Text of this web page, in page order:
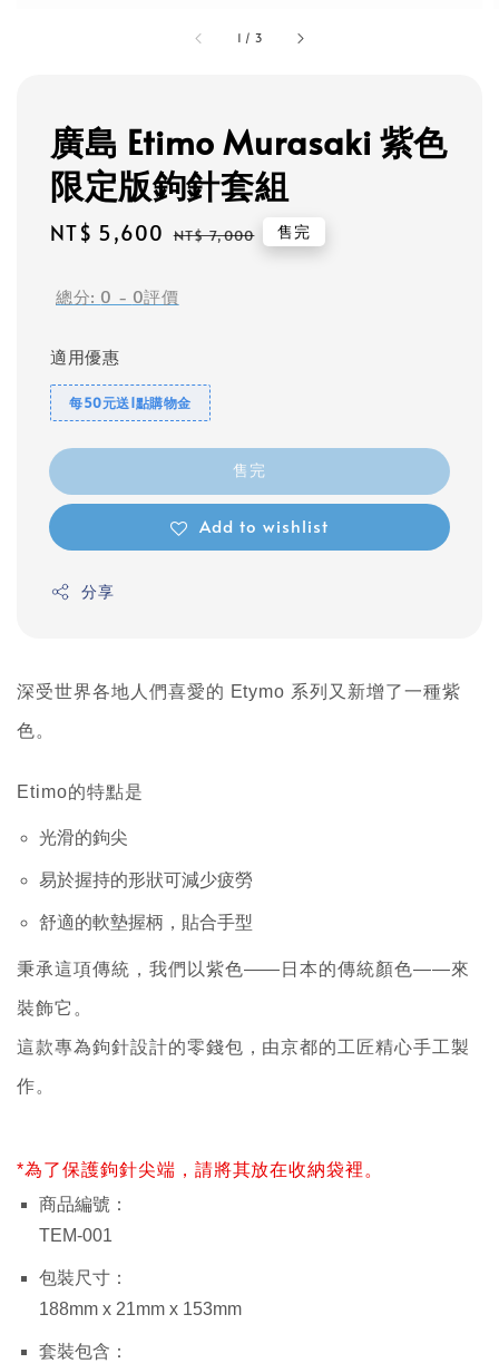
1 / 3
廣島 Etimo Murasaki 紫色
限定版鉤針套組
Sale
NT$ 5,600 Regular
NT$ 7,000 售完
總分: 0 - 0評價
適用優惠
每50元送1點購物金
售完
Add to wishlist
分享
深受世界各地人們喜愛的 Etymo 系列又新增了一種紫
色。
Etimo的特點是
光滑的鉤尖
易於握持的形狀可減少疲勞
舒適的軟墊握柄，貼合手型
秉承這項傳統，我們以紫色——日本的傳統顏色——來
裝飾它。
這款專為鉤針設計的零錢包，由京都的工匠精心手工製
作。
*為了保護鉤針尖端，請將其放在收納袋裡。
商品編號：
TEM-001
包裝尺寸：
188mm x 21mm x 153mm
套裝包含：